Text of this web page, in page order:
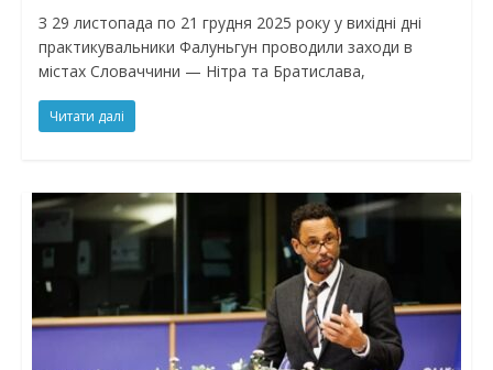
З 29 листопада по 21 грудня 2025 року у вихідні дні
практикувальники Фалуньгун проводили заходи в
містах Словаччини — Нітра та Братислава,
Читати далі